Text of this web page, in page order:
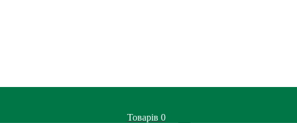
Товарів 0